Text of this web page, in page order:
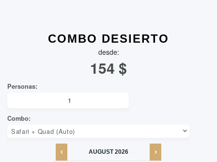
COMBO DESIERTO
desde:
154 $
AUGUST 2026